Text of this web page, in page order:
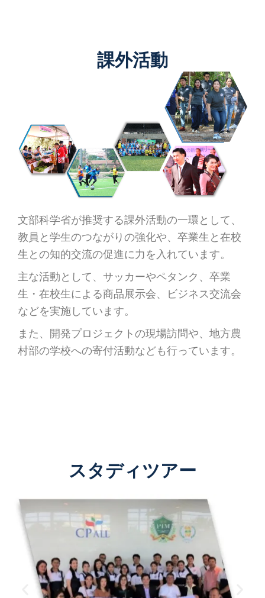
課外活動
文部科学省が推奨する課外活動の一環として、
教員と学生のつながりの強化や、卒業生と在校
生との知的交流の促進に力を入れています。
主な活動として、サッカーやペタンク、卒業
生・在校生による商品展示会、ビジネス交流会
などを実施しています。
また、開発プロジェクトの現場訪問や、地方農
村部の学校への寄付活動なども行っています。
スタディツアー